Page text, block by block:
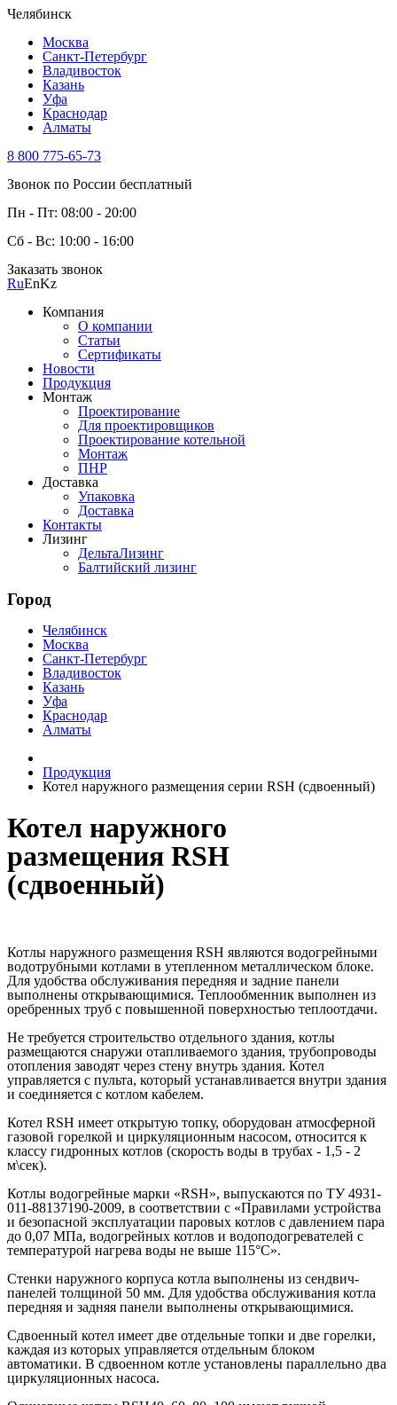
Челябинск
Москва
Санкт-Петербург
Владивосток
Казань
Уфа
Краснодар
Алматы
8 800 775-65-73
Звонок по России бесплатный
Пн - Пт: 08:00 - 20:00
Сб - Вс: 10:00 - 16:00
Заказать звонок
RuEnKz
Компания
О компании
Статьи
Сертификаты
Новости
Продукция
Монтаж
Проектирование
Для проектировщиков
Проектирование котельной
Монтаж
ПНР
Доставка
Упаковка
Доставка
Контакты
Лизинг
ДельтаЛизинг
Балтийский лизинг
Город
Челябинск
Москва
Санкт-Петербург
Владивосток
Казань
Уфа
Краснодар
Алматы
Продукция
Котел наружного размещения серии RSH (сдвоенный)
Котел наружного
размещения RSH
(сдвоенный)
Котлы наружного размещения RSН являются водогрейными
водотрубными котлами в утепленном металлическом блоке.
Для удобства обслуживания передняя и задние панели
выполнены открывающимися. Теплообменник выполнен из
оребренных труб с повышенной поверхностью теплоотдачи.
Не требуется строительство отдельного здания, котлы
размещаются снаружи отапливаемого здания, трубопроводы
отопления заводят через стену внутрь здания. Котел
управляется с пульта, который устанавливается внутри здания
и соединяется с котлом кабелем.
Котел RSН имеет открытую топку, оборудован атмосферной
газовой горелкой и циркуляционным насосом, относится к
классу гидронных котлов (скорость воды в трубах - 1,5 - 2
м\сек).
Котлы водогрейные марки «RSН», выпускаются по ТУ 4931-
011-88137190-2009, в соответствии с «Правилами устройства
и безопасной эксплуатации паровых котлов с давлением пара
до 0,07 МПа, водогрейных котлов и водоподогревателей с
температурой нагрева воды не выше 115°С».
Стенки наружного корпуса котла выполнены из сендвич-
панелей толщиной 50 мм. Для удобства обслуживания котла
передняя и задняя панели выполнены открывающимися.
Сдвоенный котел имеет две отдельные топки и две горелки,
каждая из которых управляется отдельным блоком
автоматики. В сдвоенном котле установлены параллельно два
циркуляционных насоса.